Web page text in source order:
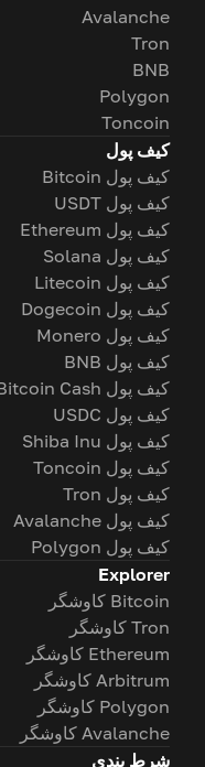
Avalanche
Tron
BNB
Polygon
Toncoin
کیف پول
کیف پول Bitcoin
کیف پول USDT
کیف پول Ethereum
کیف پول Solana
کیف پول Litecoin
کیف پول Dogecoin
کیف پول Monero
کیف پول BNB
کیف پول Bitcoin Cash
کیف پول USDC
کیف پول Shiba Inu
کیف پول Toncoin
کیف پول Tron
کیف پول Avalanche
کیف پول Polygon
Explorer
Bitcoin کاوشگر
Tron کاوشگر
Ethereum کاوشگر
Arbitrum کاوشگر
Polygon کاوشگر
Avalanche کاوشگر
شرط بندی